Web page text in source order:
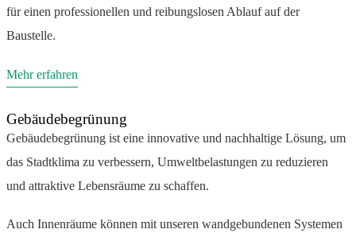
für einen professionellen und reibungslosen Ablauf auf der
Baustelle.
Mehr erfahren
Gebäudebegrünung
Gebäudebegrünung ist eine innovative und nachhaltige Lösung, um
das Stadtklima zu verbessern, Umweltbelastungen zu reduzieren
und attraktive Lebensräume zu schaffen.
Auch Innenräume können mit unseren wandgebundenen Systemen